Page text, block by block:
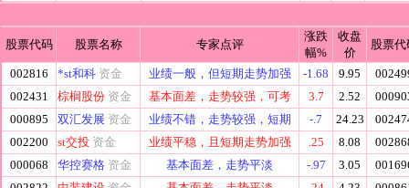
股票代码 股票名称 专家点评
涨跌
幅%
收盘
价
股票代
002816 *st和科 资金 业绩一般，但短期走势加强 -1.68 9.95
002431
棕榈股份 资金 基本面差，走势较强，可考 3.7 2.52
000895
双汇发展 资金 业绩不错，走势较强，短期 -.7 24.23
002200
st交投 资金 业绩平稳，且短期走势加强 .25 8.08
000068
华控赛格 资金 基本面差，走势平淡 -.97 3.05